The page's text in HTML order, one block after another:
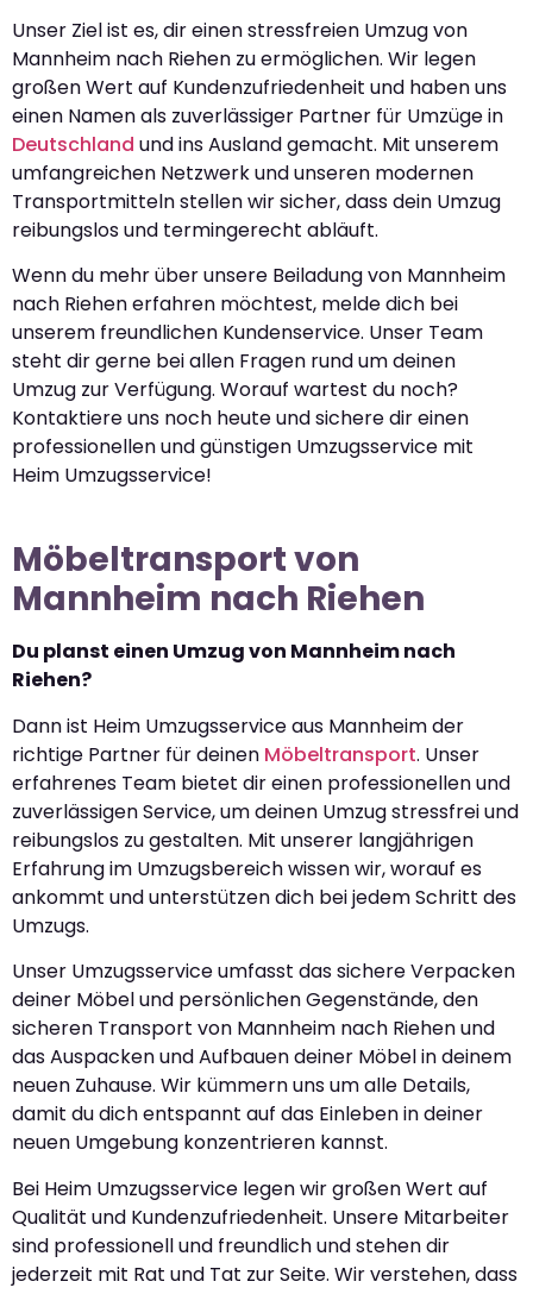
Unser Ziel ist es, dir einen stressfreien Umzug von
Mannheim nach Riehen zu ermöglichen. Wir legen
großen Wert auf Kundenzufriedenheit und haben uns
einen Namen als zuverlässiger Partner für Umzüge in
Deutschland und ins Ausland gemacht. Mit unserem
umfangreichen Netzwerk und unseren modernen
Transportmitteln stellen wir sicher, dass dein Umzug
reibungslos und termingerecht abläuft.
Wenn du mehr über unsere Beiladung von Mannheim
nach Riehen erfahren möchtest, melde dich bei
unserem freundlichen Kundenservice. Unser Team
steht dir gerne bei allen Fragen rund um deinen
Umzug zur Verfügung. Worauf wartest du noch?
Kontaktiere uns noch heute und sichere dir einen
professionellen und günstigen Umzugsservice mit
Heim Umzugsservice!
Möbeltransport von
Mannheim nach Riehen
Du planst einen Umzug von Mannheim nach
Riehen?
Dann ist Heim Umzugsservice aus Mannheim der
richtige Partner für deinen Möbeltransport. Unser
erfahrenes Team bietet dir einen professionellen und
zuverlässigen Service, um deinen Umzug stressfrei und
reibungslos zu gestalten. Mit unserer langjährigen
Erfahrung im Umzugsbereich wissen wir, worauf es
ankommt und unterstützen dich bei jedem Schritt des
Umzugs.
Unser Umzugsservice umfasst das sichere Verpacken
deiner Möbel und persönlichen Gegenstände, den
sicheren Transport von Mannheim nach Riehen und
das Auspacken und Aufbauen deiner Möbel in deinem
neuen Zuhause. Wir kümmern uns um alle Details,
damit du dich entspannt auf das Einleben in deiner
neuen Umgebung konzentrieren kannst.
Bei Heim Umzugsservice legen wir großen Wert auf
Qualität und Kundenzufriedenheit. Unsere Mitarbeiter
sind professionell und freundlich und stehen dir
jederzeit mit Rat und Tat zur Seite. Wir verstehen, dass